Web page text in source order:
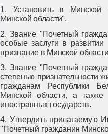
1. Установить в Минской
Минской области".
2. Звание "Почетный
особые заслуги в
признание в Минской
3. Звание "Почетный
степенью признательности
гражданам Республики
Минской области, а
иностранных государств.
4. Утвердить прилагаемую
"Почетный гражданин